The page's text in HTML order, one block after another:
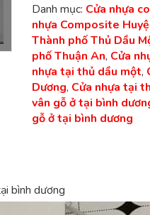
Danh mục: Cửa nhựa
nhựa Composite
Thành phố Thủ Dầu
phố Thuận An, Cửa
nhựa tại thủ dầu một,
Dương, Cửa nhựa tại
vân gỗ ở tại bình
gỗ ở tại bình dương
bình dương